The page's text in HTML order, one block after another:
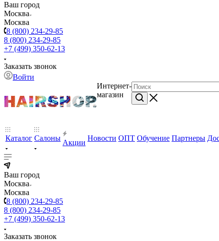
Ваш город
Москва
Москва
8 (800) 234-29-85
8 (800) 234-29-85
+7 (499) 350-62-13
Заказать звонок
Войти
Интернет-
магазин
Каталог Салоны
Акции
Новости ОПТ Обучение Партнеры
Ваш город
Москва
Москва
8 (800) 234-29-85
8 (800) 234-29-85
+7 (499) 350-62-13
Заказать звонок